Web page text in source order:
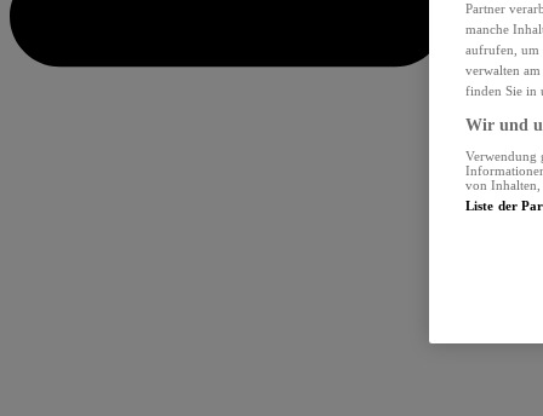
Partner
manche
aufrufen, um
verwalten
finden Sie in
Wir und
Verwendung
von Inhalten,
Liste der